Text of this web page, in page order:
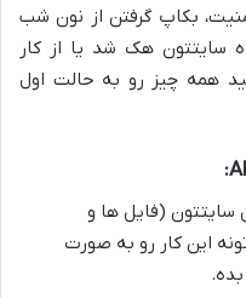
بکاپ گرفتن از نون شب
سایتتون هک شد یا از کار
همه چیز رو به حالت اول
سایتتون (فایل ها و
این کار رو به صورت